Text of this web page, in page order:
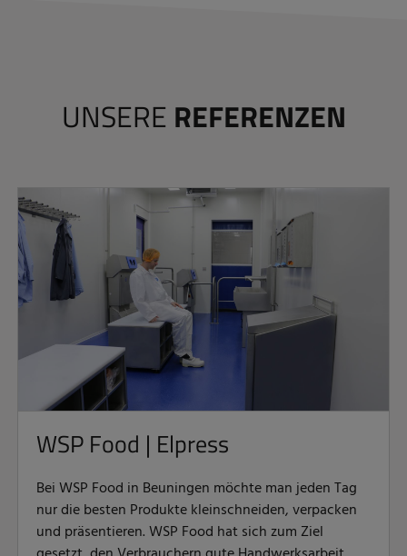
UNSERE REFERENZEN
WSP Food | Elpress
Bei WSP Food in Beuningen möchte man jeden Tag
nur die besten Produkte kleinschneiden, verpacken
und präsentieren. WSP Food hat sich zum Ziel